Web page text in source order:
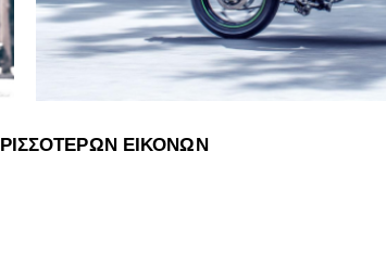
ΕΙΚΟΝΩΝ